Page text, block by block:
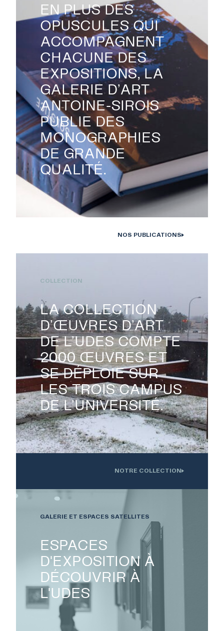
À PROPOS
NOUS JOINDRE
CENTRE CULTUREL DE
L’UNIVERSITÉ DE
SHERBROOKE
Monographies Solstice de Bertrand Carrière et Isabelle Hayeur.
EN PLUS DES
OPUSCULES QUI
ACCOMPAGNENT
CHACUNE DES
EXPOSITIONS, LA
GALERIE D’ART
ANTOINE-SIROIS
PUBLIE DES
MONOGRAPHIES
DE GRANDE
QUALITÉ.
NOS PUBLICATIONS
Oeuvre installée devant l'Institution interdisciplinaire d'innovation
LA COLLECTION
D’ŒUVRES D’ART
DE L’UDES COMPTE
2000 ŒUVRES ET
SE DÉPLOIE SUR
LES TROIS CAMPUS
DE L’UNIVERSITÉ.
COLLECTION
NOTRE COLLECTION
ESPACES
D'EXPOSITION À
DÉCOUVRIR À
L'UDES
GALERIE ET ESPACES SATELLITES